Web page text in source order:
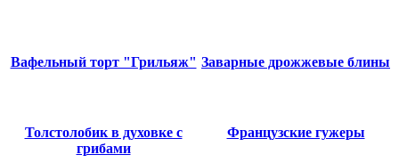
Вафельный торт "Грильяж" Заварные дрожжевые блины
Толстолобик в духовке с
грибами
Французские гужеры